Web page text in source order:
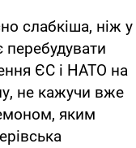
слабкіша, ніж у
перебудувати
ЄС і НАТО на
не кажучи вже
яким